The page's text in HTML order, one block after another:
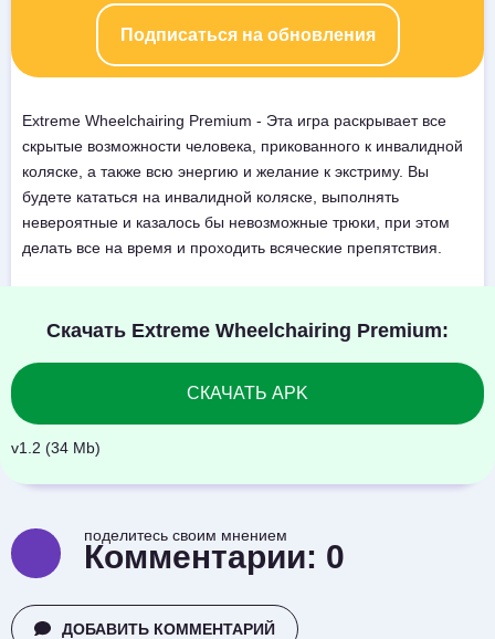
Подписаться на обновления
Extreme Wheelchairing Premium - Эта игра раскрывает все
скрытые возможности человека, прикованного к инвалидной
коляске, а также всю энергию и желание к экстриму. Вы
будете кататься на инвалидной коляске, выполнять
невероятные и казалось бы невозможные трюки, при этом
делать все на время и проходить всяческие препятствия.
Скачать Extreme Wheelchairing Premium:
СКАЧАТЬ APK
v1.2 (34 Mb)
поделитесь своим мнением
Комментарии: 0
ДОБАВИТЬ КОММЕНТАРИЙ